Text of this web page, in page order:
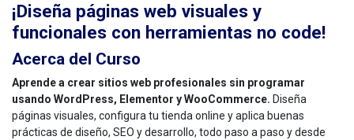
¡Diseña páginas web visuales y
funcionales con herramientas no code!
Acerca del Curso
Aprende a crear sitios web profesionales sin programar
usando WordPress, Elementor y WooCommerce. Diseña
páginas visuales, configura tu tienda online y aplica buenas
prácticas de diseño, SEO y desarrollo, todo paso a paso y desde